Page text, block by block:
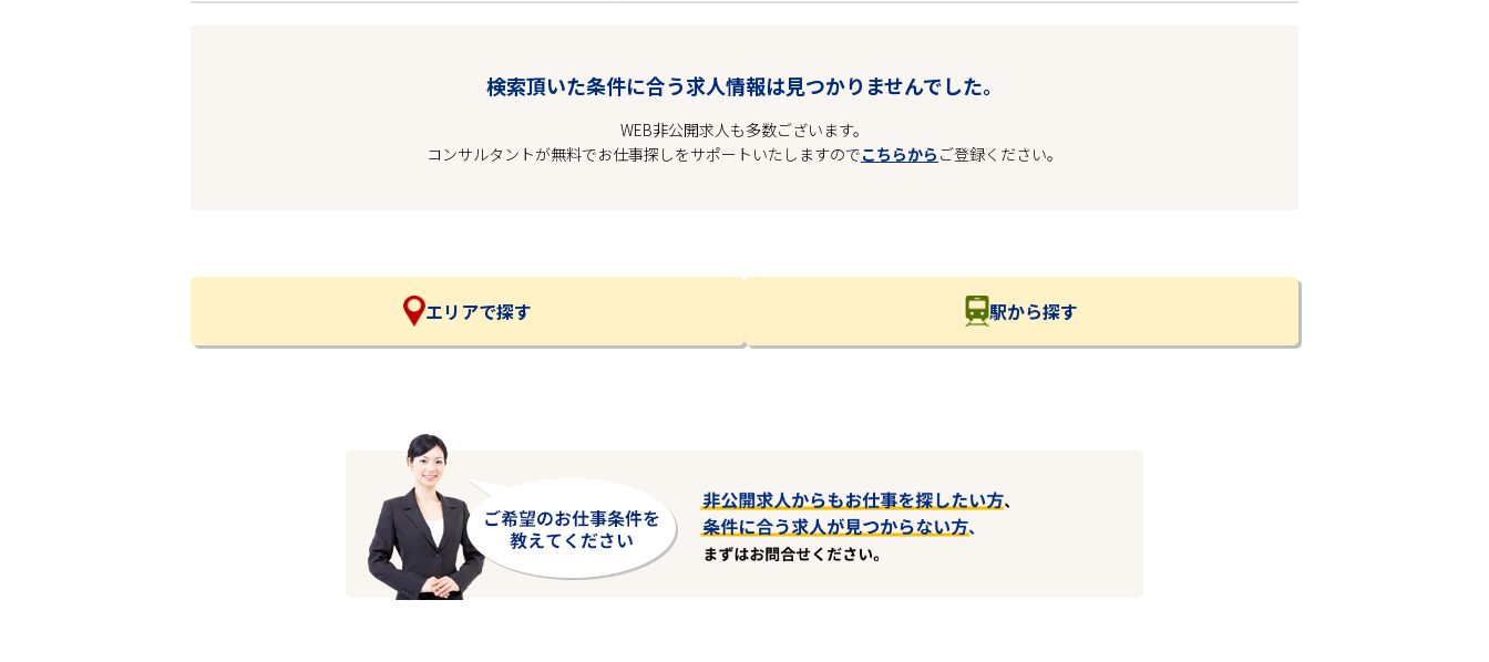
検索頂いた条件に合う求人情報は見つかりませんでした。
WEB非公開求人も多数ございます。
コンサルタントが無料でお仕事探しをサポートいたしますのでこちらから ご登録ください。
エリアで探す 駅から探す